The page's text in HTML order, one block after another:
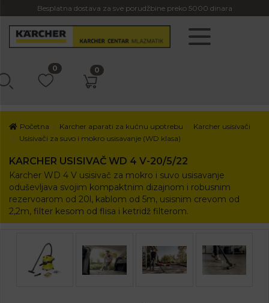
Besplatna dostava za sve porudžbine preko 5000 dinara
0 0
Početna Karcher aparati za kućnu upotrebu
Karcher usisivači
Usisivači za suvo i mokro usisavanje (WD klasa)
KARCHER USISIVAČ WD 4 V-20/5/22
Karcher WD 4 V usisivač za mokro i suvo usisavanje
oduševljava svojim kompaktnim dizajnom i robusnim
rezervoarom od 20l, kablom od 5m, usisnim crevom od
2,2m, filter kesom od flisa i ketridž filterom.